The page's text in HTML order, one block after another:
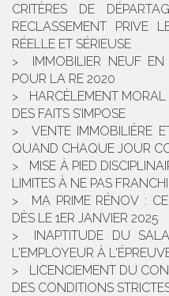
CRITÈRES DE
RECLASSEMENT PRIVE
RÉELLE ET SÉRIEUSE
IMMOBILIER NEUF
POUR LA RE 2020
HARCÈLEMENT
DES FAITS S’IMPOSE
VENTE IMMOBILIÈRE
QUAND CHAQUE JOUR
MISE À PIED
LIMITES À NE PAS
MA PRIME RÉNOV :
DÈS LE 1ER JANVIER 2025
INAPTITUDE DU
L'EMPLOYEUR À
LICENCIEMENT DU
DES CONDITIONS